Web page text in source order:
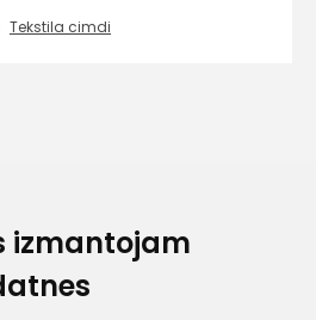
izmantojam
Tekstila cimdi
Saldus nov., LV - 3801